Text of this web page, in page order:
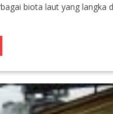
biota laut yang langka